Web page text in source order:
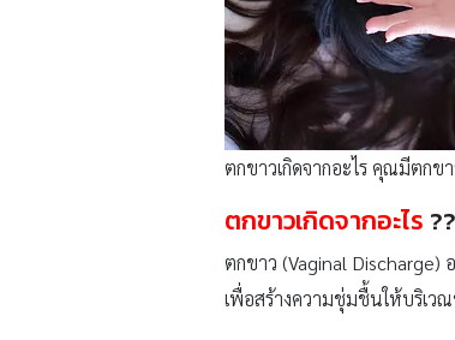
ตกขาวเกิดจากอะไร คุณมีตกข
ตกขาวเกิดจากอะไร ??
ตกขาว (Vaginal Discharge)
เพื่อสร้างความชุ่มชื้นให้บริเว